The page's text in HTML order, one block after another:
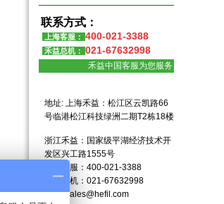
联系方式：
上海客服： 400-021-3388
禾益总机： 021-67632998
禾益中国客服为您服务
地址: 上海禾益：松江区云凯路66
号临港松江科技绿洲二期T2栋18楼
浙江禾益：国家级平湖经济技术开
发区兴工路1555号
上海客服：400-021-3388
禾益总机：021-67632998
邮件:sales@hefil.com
微过滤元件